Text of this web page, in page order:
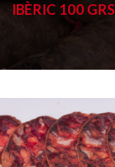
IBÈRIC 100 GRS